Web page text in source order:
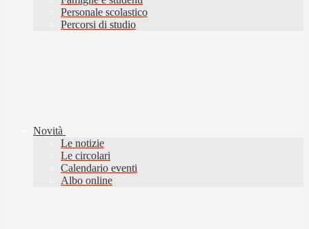
Personale scolastico
Percorsi di studio
Novità
Le notizie
Le circolari
Calendario eventi
Albo online